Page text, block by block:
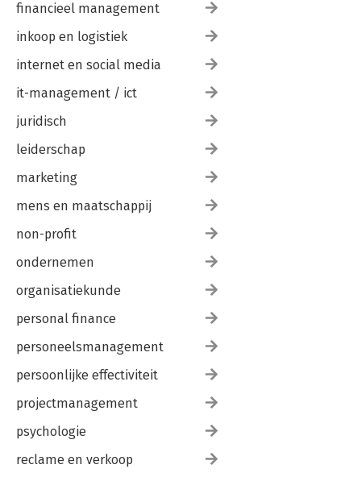
financieel management
inkoop en logistiek
internet en social media
it-management / ict
juridisch
leiderschap
marketing
mens en maatschappij
non-profit
ondernemen
organisatiekunde
personal finance
personeelsmanagement
persoonlijke effectiviteit
projectmanagement
psychologie
reclame en verkoop